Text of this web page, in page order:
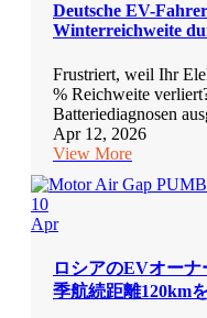
Deutsche EV-
Winterreichweite
Frustriert, weil Ihr
% Reichweite
Batteriediagnosen
Apr 12, 2026
View More
10
Apr
ロシアのEVオー
季航続距離120km